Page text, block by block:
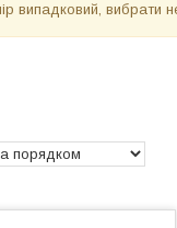
випадковий, вибрати